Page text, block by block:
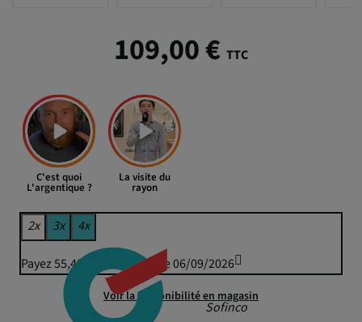
109,00 € TTC
C'est quoi
L'argentique ?
La visite du
rayon
Sofinco
2x 3x 4x
Payez 55,43 € puis 54,50 € le 06/09/2026
Voir la disponibilité en magasin